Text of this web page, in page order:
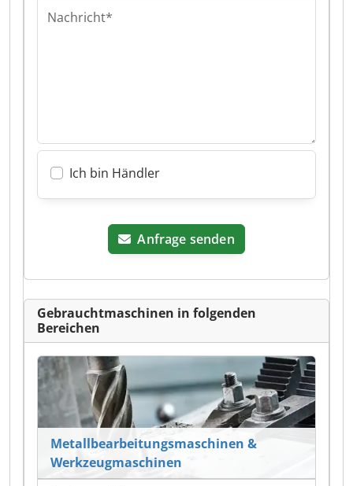
Nachricht*
Ich bin Händler
Anfrage senden
Gebrauchtmaschinen in folgenden
Bereichen
Metallbearbeitungsmaschinen &
Werkzeugmaschinen